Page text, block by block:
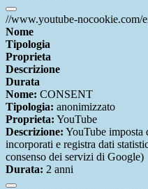
//www.youtube-nocookie.com/
Nome
Tipologia
Proprieta
Descrizione
Durata
Nome: CONSENT
Tipologia: anonimizzato
Proprieta: YouTube
Descrizione: YouTube imposta
incorporati e registra dati
consenso dei servizi di Google)
Durata: 2 anni